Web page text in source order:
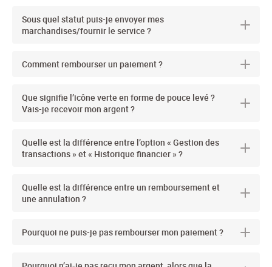
Sous quel statut puis-je envoyer mes
marchandises/fournir le service ?
Comment rembourser un paiement ?
Que signifie l’icône verte en forme de pouce levé ?
Vais-je recevoir mon argent ?
Quelle est la différence entre l’option « Gestion des
transactions » et « Historique financier » ?
Quelle est la différence entre un remboursement et
une annulation ?
Pourquoi ne puis-je pas rembourser mon paiement ?